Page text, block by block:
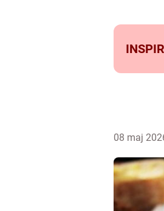
08 maj